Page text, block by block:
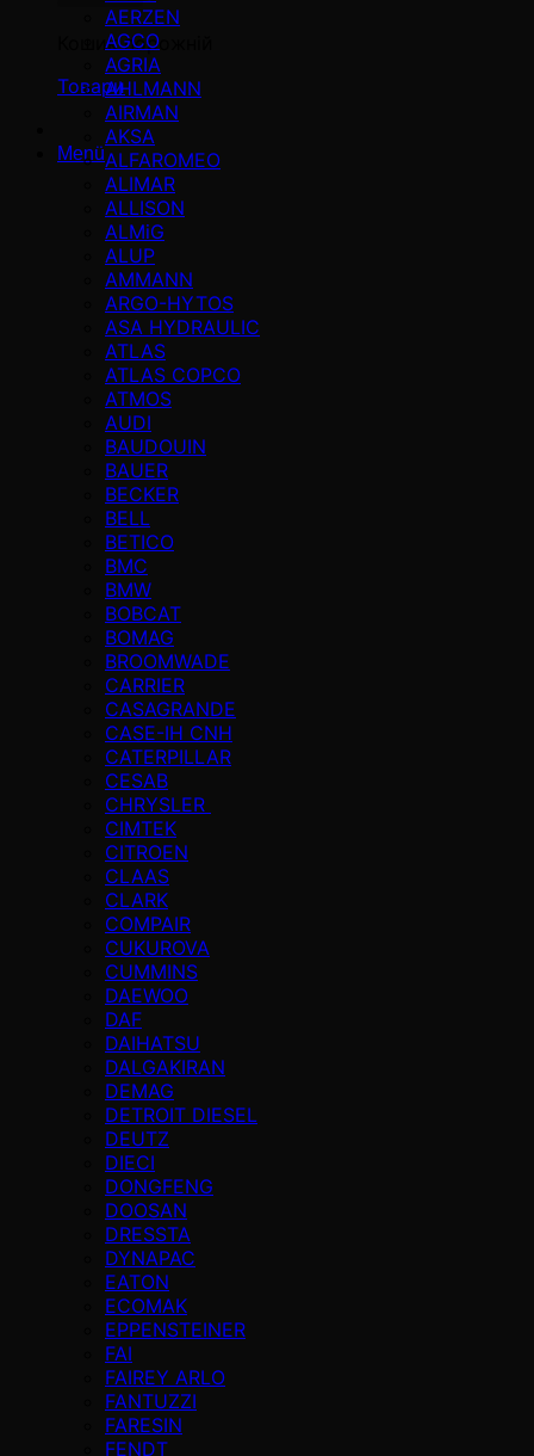
Кошик порожній
Товари
Menü
AERZEN
AGCO
AGRIA
AHLMANN
AIRMAN
AKSA
ALFAROMEO
ALIMAR
ALLISON
ALMiG
ALUP
AMMANN
ARGO-HYTOS
ASA HYDRAULIC
ATLAS
ATLAS COPCO
ATMOS
AUDI
BAUDOUIN
BAUER
BECKER
BELL
BETICO
BMC
BMW
BOBCAT
BOMAG
BROOMWADE
CARRIER
CASAGRANDE
CASE-IH CNH
CATERPILLAR
CESAB
CHRYSLER
CIMTEK
CITROEN
CLAAS
CLARK
COMPAIR
CUKUROVA
CUMMINS
DAEWOO
DAF
DAIHATSU
DALGAKIRAN
DEMAG
DETROIT DIESEL
DEUTZ
DIECI
DONGFENG
DOOSAN
DRESSTA
DYNAPAC
EATON
ECOMAK
EPPENSTEINER
FAI
FAIREY ARLO
FANTUZZI
FARESIN
FENDT